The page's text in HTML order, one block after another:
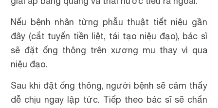
Nếu bệnh nhân từng phẫu thuật tiết niệu gần
đây (cắt tuyến tiền liệt, tái tạo niệu đạo), bác sĩ
sẽ đặt ống thông trên xương mu thay vì qua
niệu đạo.
Sau khi đặt ống thông, người bệnh sẽ cảm thấy
dễ chịu ngay lập tức. Tiếp theo bác sĩ sẽ chẩn